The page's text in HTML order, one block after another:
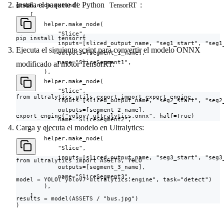
graph.node.extend(
    [
        helper.make_node(
            "Slice",
inputs=[sliced_output_name, "seg1_start",
            outputs=[segment_1_name],
            name="SliceSegment1",
        ),
        helper.make_node(
            "Slice",
inputs=[sliced_output_name, "seg2_start",
            outputs=[segment_2_name],
            name="SliceSegment2",
        ),
        helper.make_node(
            "Slice",
inputs=[sliced_output_name, "seg3_start",
            outputs=[segment_3_name],
            name="SliceSegment3",
        ),
    ]
)
Instala el paquete de Python TensorRT :
pip install tensorrt
Ejecuta el siguiente script para convertir el modelo ONNX
modificado al motor TensorRT:
from ultralytics.utils.export import export_engine
export_engine("yolov7-ultralytics.onnx", half=True)
Carga y ejecuta el modelo en Ultralytics:
from ultralytics import ASSETS, YOLO
model = YOLO("yolov7-ultralytics.engine", task="detect")
results = model(ASSETS / "bus.jpg")